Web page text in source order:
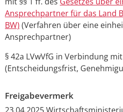
Ansprechpartner für das Land
BW) (Verfahren über eine
Ansprechpartner)
§ 42a LVwVfG in Verbindung
(Entscheidungsfrist,
Freigabevermerk